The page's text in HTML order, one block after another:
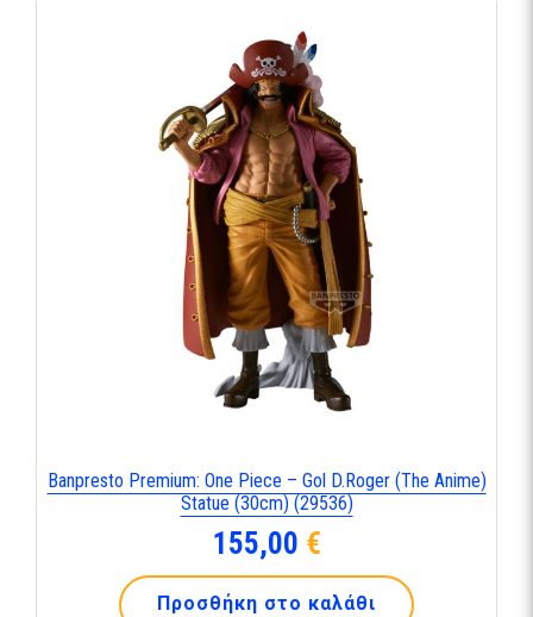
Banpresto Premium: One Piece – Gol D.Roger (The Anime)
Statue (30cm) (29536)
155,00 €
Προσθήκη στο καλάθι